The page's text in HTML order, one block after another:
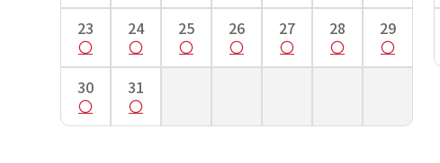
23 24 25 26 27 28 29
30 31